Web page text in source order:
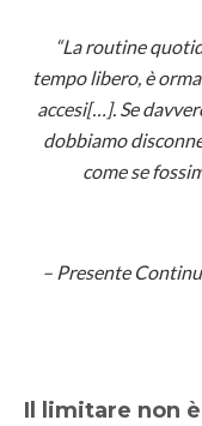
“La routine
tempo libero, è
accesi[…]. Se
dobbiamo
come se
– Presente
Il limitare non